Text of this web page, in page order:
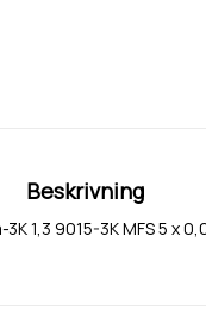
Beskrivning
1,3 9015-3K MFS 5 x